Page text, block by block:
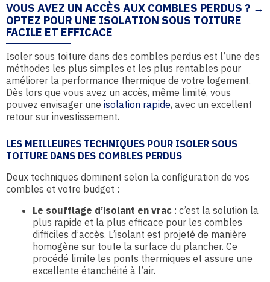
VOUS AVEZ UN ACCÈS AUX COMBLES PERDUS ? →
OPTEZ POUR UNE ISOLATION SOUS TOITURE
FACILE ET EFFICACE
Isoler sous toiture dans des combles perdus est l’une des
méthodes les plus simples et les plus rentables pour
améliorer la performance thermique de votre logement.
Dès lors que vous avez un accès, même limité, vous
pouvez envisager une isolation rapide, avec un excellent
retour sur investissement.
LES MEILLEURES TECHNIQUES POUR ISOLER SOUS
TOITURE DANS DES COMBLES PERDUS
Deux techniques dominent selon la configuration de vos
combles et votre budget :
Le soufflage d’isolant en vrac : c’est la solution la
plus rapide et la plus efficace pour les combles
difficiles d’accès. L’isolant est projeté de manière
homogène sur toute la surface du plancher. Ce
procédé limite les ponts thermiques et assure une
excellente étanchéité à l’air.